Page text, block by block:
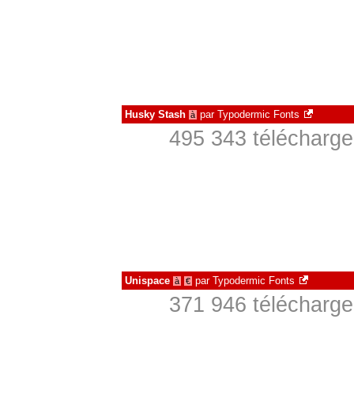
Husky Stash à par Typodermic Fonts
495 343
Unispace à € par Typodermic Fonts
371 946